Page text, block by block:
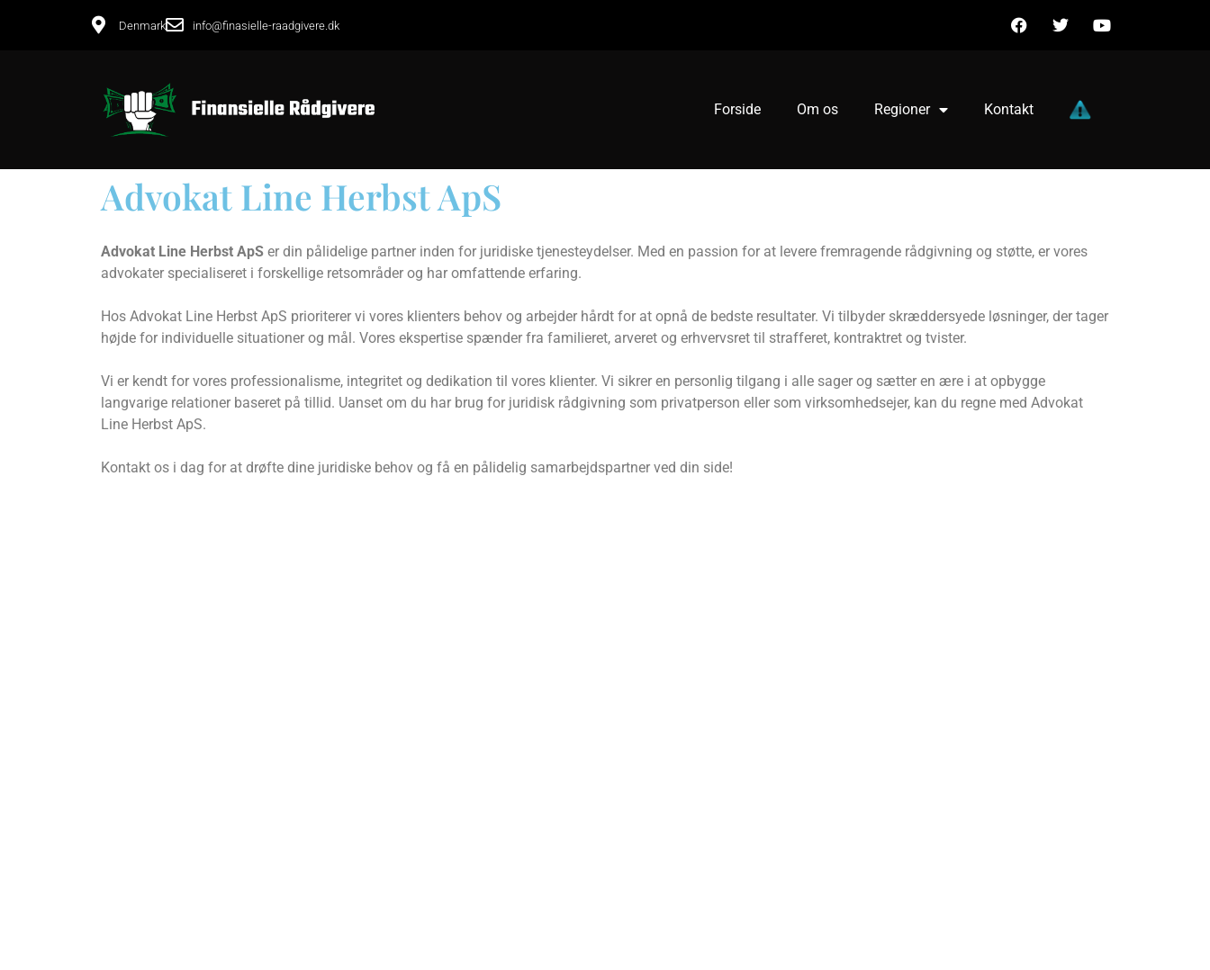
Denmark info@finasielle-raadgivere.dk
Forside Om os Regioner Kontakt
Advokat Line Herbst ApS
Advokat Line Herbst ApS er din pålidelige partner inden for juridiske tjenesteydelser. Med en passion for at levere fremragende rådgivning og støtte, er vores
advokater specialiseret i forskellige retsområder og har omfattende erfaring.
Hos Advokat Line Herbst ApS prioriterer vi vores klienters behov og arbejder hårdt for at opnå de bedste resultater. Vi tilbyder skræddersyede løsninger, der tager
højde for individuelle situationer og mål. Vores ekspertise spænder fra familieret, arveret og erhvervsret til strafferet, kontraktret og tvister.
Vi er kendt for vores professionalisme, integritet og dedikation til vores klienter. Vi sikrer en personlig tilgang i alle sager og sætter en ære i at opbygge
langvarige relationer baseret på tillid. Uanset om du har brug for juridisk rådgivning som privatperson eller som virksomhedsejer, kan du regne med Advokat
Line Herbst ApS.
Kontakt os i dag for at drøfte dine juridiske behov og få en pålidelig samarbejdspartner ved din side!